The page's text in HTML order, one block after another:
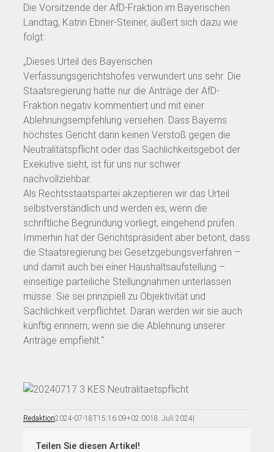
Die Vorsitzende der AfD-Fraktion im Bayerischen
Landtag, Katrin Ebner-Steiner, äußert sich dazu wie
folgt:
„Dieses Urteil des Bayerischen
Verfassungsgerichtshofes verwundert uns sehr. Die
Staatsregierung hatte nur die Anträge der AfD-
Fraktion negativ kommentiert und mit einer
Ablehnungsempfehlung versehen. Dass Bayerns
höchstes Gericht darin keinen Verstoß gegen die
Neutralitätspflicht oder das Sachlichkeitsgebot der
Exekutive sieht, ist für uns nur schwer
nachvollziehbar.
Als Rechtsstaatspartei akzeptieren wir das Urteil
selbstverständlich und werden es, wenn die
schriftliche Begründung vorliegt, eingehend prüfen.
Immerhin hat der Gerichtspräsident aber betont, dass
die Staatsregierung bei Gesetzgebungsverfahren –
und damit auch bei einer Haushaltsaufstellung –
einseitige parteiliche Stellungnahmen unterlassen
müsse. Sie sei prinzipiell zu Objektivität und
Sachlichkeit verpflichtet. Daran werden wir sie auch
künftig erinnern, wenn sie die Ablehnung unserer
Anträge empfiehlt.“
Redaktion2024-07-18T15:16:09+02:0018. Juli 2024|
Teilen Sie diesen Artikel!